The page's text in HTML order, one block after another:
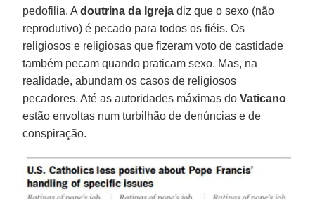
pedofilia. Adoutrina da Igreja diz que o sexo (não
reprodutivo) é pecado para todos os fiéis. Os
religiosos e religiosas que fizeram voto de castidade
também pecam quando praticam sexo. Mas, na
realidade, abundam os casos de religiosos
pecadores. Até as autoridades máximas doVaticano
estão envoltas num turbilhão de denúncias e de
conspiração.